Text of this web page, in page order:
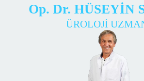
Op. Dr. HÜSEYİN
ÜROLOJİ